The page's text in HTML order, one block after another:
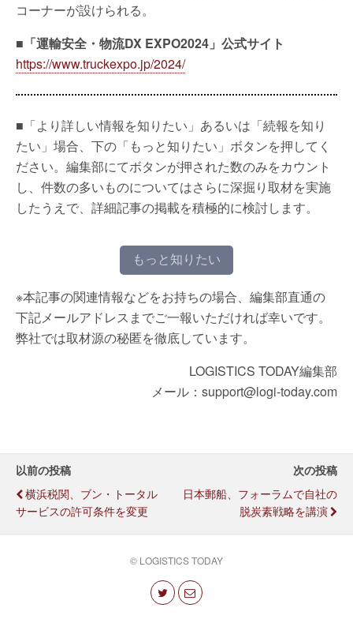
コーナーが設けられる。
■「運輸安全・物流DX EXPO2024」公式サイト
https://www.truckexpo.jp/2024/
■「より詳しい情報を知りたい」あるいは「続報を知り
たい」場合、下の「もっと知りたい」ボタンを押してく
ださい。編集部にてボタンが押された数のみをカウント
し、件数の多いものについてはさらに深掘り取材を実施
したうえで、詳細記事の掲載を積極的に検討します。
もっと知りたい
※本記事の関連情報などをお持ちの場合、編集部直通の
下記メールアドレスまでご一報いただければ幸いです。
弊社では取材源の秘匿を徹底しています。
LOGISTICS TODAY編集部
メール：support@logi-today.com
以前の投稿
横浜税関、ブン・トータル
サービスの許可条件を変更
次の投稿
日本郵船、フォーラムで自社の
脱炭素戦略を講演
© LOGISTICS TODAY